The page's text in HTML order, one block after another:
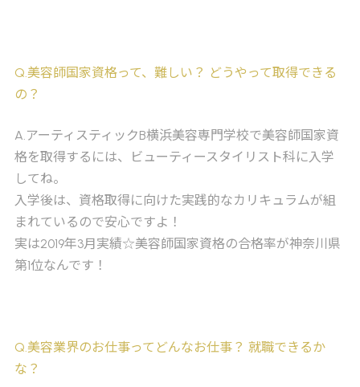
Q.美容師国家資格って、難しい？ どうやって取得できる
の？
A.アーティスティックB横浜美容専門学校で美容師国家資
格を取得するには、ビューティースタイリスト科に入学
してね。
入学後は、資格取得に向けた実践的なカリキュラムが組
まれているので安心ですよ！
実は2019年3月実績☆美容師国家資格の合格率が神奈川県
第1位なんです！
Q.美容業界のお仕事ってどんなお仕事？ 就職できるか
な？